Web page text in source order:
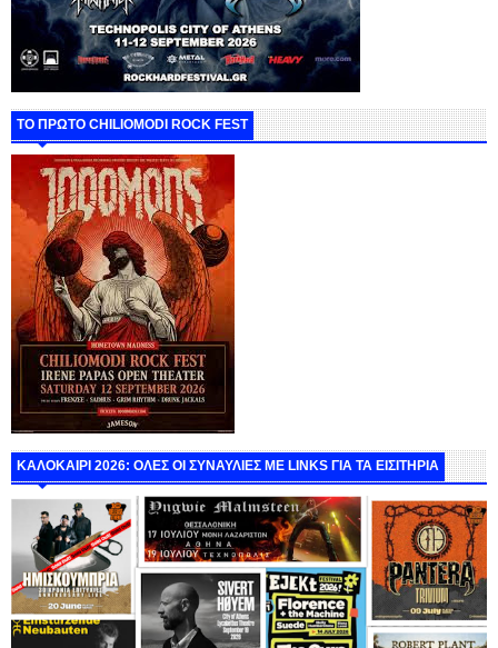
ΤΟ ΠΡΩΤΟ CHILIOMODI ROCK FEST
ΚΑΛΟΚΑΙΡΙ 2026: ΟΛΕΣ ΟΙ ΣΥΝΑΥΛΙΕΣ ΜΕ LINKS ΓΙΑ ΤΑ ΕΙΣΙΤΗΡΙΑ